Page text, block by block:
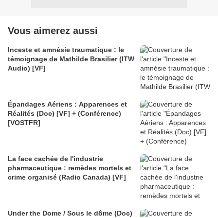
Vous aimerez aussi
Inceste et amnésie traumatique : le
témoignage de Mathilde Brasilier (ITW
Audio) [VF]
Épandages Aériens : Apparences et
Réalités (Doc) [VF] + (Conférence)
[VOSTFR]
La face cachée de l'industrie
pharmaceutique : remèdes mortels et
crime organisé (Radio Canada) [VF]
Under the Dome / Sous le dôme (Doc)